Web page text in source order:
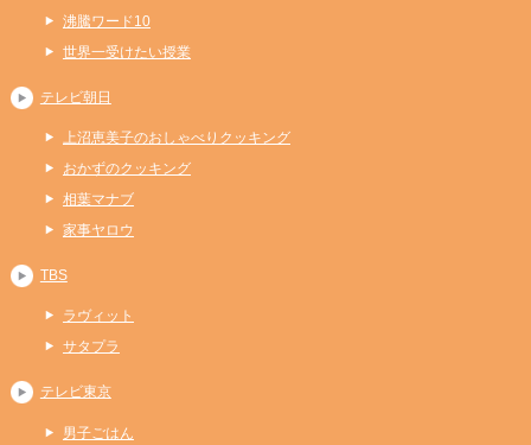
沸騰ワード10
世界一受けたい授業
テレビ朝日
上沼恵美子のおしゃべりクッキング
おかずのクッキング
相葉マナブ
家事ヤロウ
TBS
ラヴィット
サタプラ
テレビ東京
男子ごはん